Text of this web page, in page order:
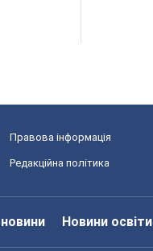
Правова інформація
Редакційна політика
новини Новини освіти